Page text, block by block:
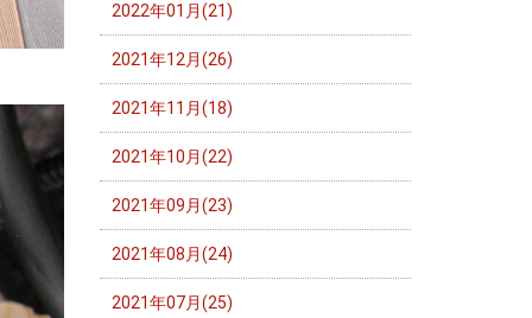
2022年01月(21)
2021年12月(26)
2021年11月(18)
2021年10月(22)
2021年09月(23)
2021年08月(24)
2021年07月(25)